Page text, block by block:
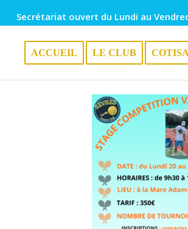
Secrétariat ouvert du Lundi au
ACCUEIL LE CLUB